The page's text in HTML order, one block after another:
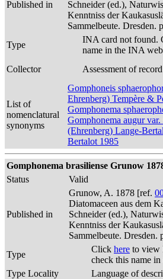
Published in
Schneider (ed.),
Kenntniss der
Sammelbeute. Dresden.
Type
INA card not found.
name in the INA
Collector
Assessment of
List of
nomenclatural
synonyms
Gomphoneis
Ehrenberg) Tempère &
Gomphonema
Gomphonema augur
(Ehrenberg) Lange-
Bertalot 1985
Gomphonema brasiliense Grunow
Status
Valid
Published in
Grunow, A. 1878 [ref.
Diatomaceen aus dem
Schneider (ed.),
Kenntniss der
Sammelbeute. Dresden.
Type
Click here to view
check this name
Type Locality
Language of